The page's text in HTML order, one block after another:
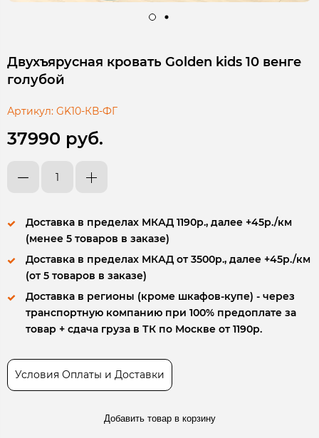
Двухъярусная кровать Golden kids 10 венге
голубой
Артикул: GK10-КВ-ФГ
37990 руб.
Доставка в пределах МКАД 1190р., далее +45р./км
(менее 5 товаров в заказе)
Доставка в пределах МКАД от 3500р., далее +45р./км
(от 5 товаров в заказе)
Доставка в регионы (кроме шкафов-купе) - через
транспортную компанию при 100% предоплате за
товар + сдача груза в ТК по Москве от 1190р.
Условия Оплаты и Доставки
Добавить товар в корзину